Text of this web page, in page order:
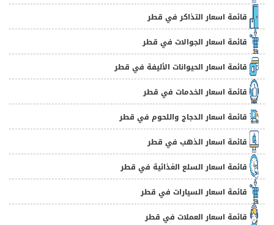
قائمة اسعار التذاكر في قطر
قائمة اسعار الجوالات في قطر
قائمة اسعار الحيوانات الأليفة في قطر
قائمة اسعار الخدمات في قطر
قائمة اسعار الدجاج واللحوم في قطر
قائمة اسعار الذهب في قطر
قائمة اسعار السلع الغذائية في قطر
قائمة اسعار السيارات في قطر
قائمة اسعار العملات في قطر